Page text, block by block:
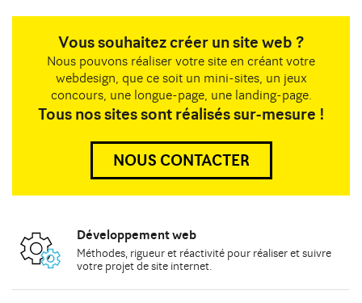
Vous souhaitez créer un site web ?
Nous pouvons réaliser votre site en créant votre
webdesign, que ce soit un mini-sites, un jeux
concours, une longue-page, une landing-page.
Tous nos sites sont réalisés sur-mesure !
NOUS CONTACTER
Développement web
Méthodes, rigueur et réactivité pour réaliser et suivre
votre projet de site internet.